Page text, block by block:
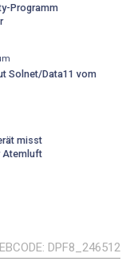
Programm
Solnet/Data11 vom
misst
Atemluft
DPF8_246512